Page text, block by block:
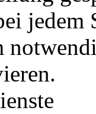
jedem